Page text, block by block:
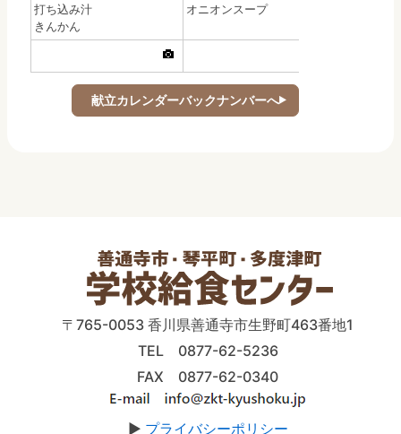
打ち込み汁
きんかん
オニオンスープ
献立カレンダーバックナンバーへ
〒765-0053 香川県善通寺市生野町463番地1
TEL 0877-62-5236
FAX 0877-62-0340
▶ プライバシーポリシー